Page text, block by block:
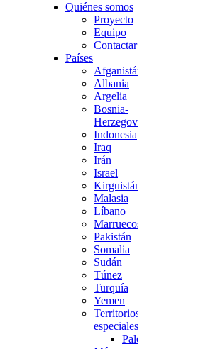
Quiénes somos
Proyecto
Equipo
Contactar
Países
Afganistán
Albania
Argelia
Bosnia-
Herzegovina
Indonesia
Iraq
Irán
Israel
Kirguistán
Malasia
Líbano
Marruecos
Pakistán
Somalia
Sudán
Túnez
Turquía
Yemen
Territorios
especiales
Palestina